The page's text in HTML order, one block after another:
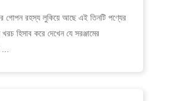
গোপন রহস্য লুকিয়ে আছে এই তিনটি পণ্যের
হিসাব করে দেখেন যে সরঞ্জামের
...